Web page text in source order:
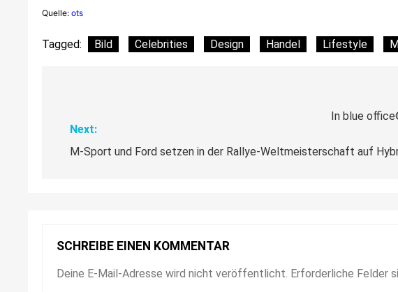
Quelle: ots
Tagged: Bild Celebrities Design Handel Lifestyle
In blue
Next:
M-Sport und Ford setzen in der Rallye-Weltmeisterschaft auf
SCHREIBE EINEN KOMMENTAR
Deine E-Mail-Adresse wird nicht veröffentlicht. Erforderliche Felder